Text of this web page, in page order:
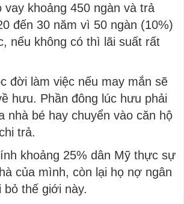
vay khoảng 450 ngàn và trả
đến 30 năm vì 50 ngàn (10%)
nếu không có thì lãi suất rất
đời làm việc nếu may mắn sẽ
hưu. Phần đông lúc hưu phải
nhà bé hay chuyển vào căn hộ
trả.
khoảng 25% dân Mỹ thực sự
của mình, còn lại họ nợ ngân
thế giới này.